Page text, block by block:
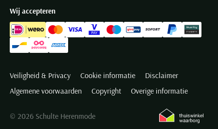
Wij accepteren
Veiligheid & Privacy Cookie informatie
Disclaimer
Algemene voorwaarden
Copyright Overige informatie
© 2026 Schulte Herenmode